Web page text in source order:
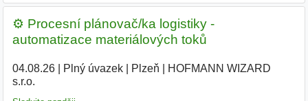
⚙️ Procesní plánovač/ka logistiky -
automatizace materiálových toků
04.08.26| Plný úvazek| Plzeň
HOFMANN WIZARD
s.r.o.